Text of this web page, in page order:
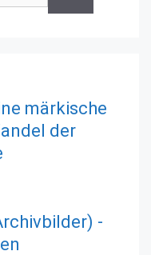
märkische
der
-